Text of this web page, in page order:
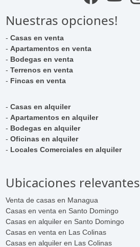
Nuestras opciones!
-Casas en venta
-Apartamentos en venta
- Bodegas en venta
-Terrenos en venta
- Fincas en venta
-Casas en alquiler
-Apartamentos en alquiler
- Bodegas en alquiler
-Oficinas en alquiler
- Locales Comerciales en alquiler
Ubicaciones relevantes
Venta de casas en Managua
Casas en venta en Santo Domingo
Casas en alquiler en Santo Domingo
Casas en venta en Las Colinas
Casas en alquiler en Las Colinas